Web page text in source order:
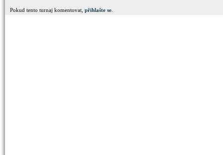
Pokud tento turnaj komentovat, přihlašte se